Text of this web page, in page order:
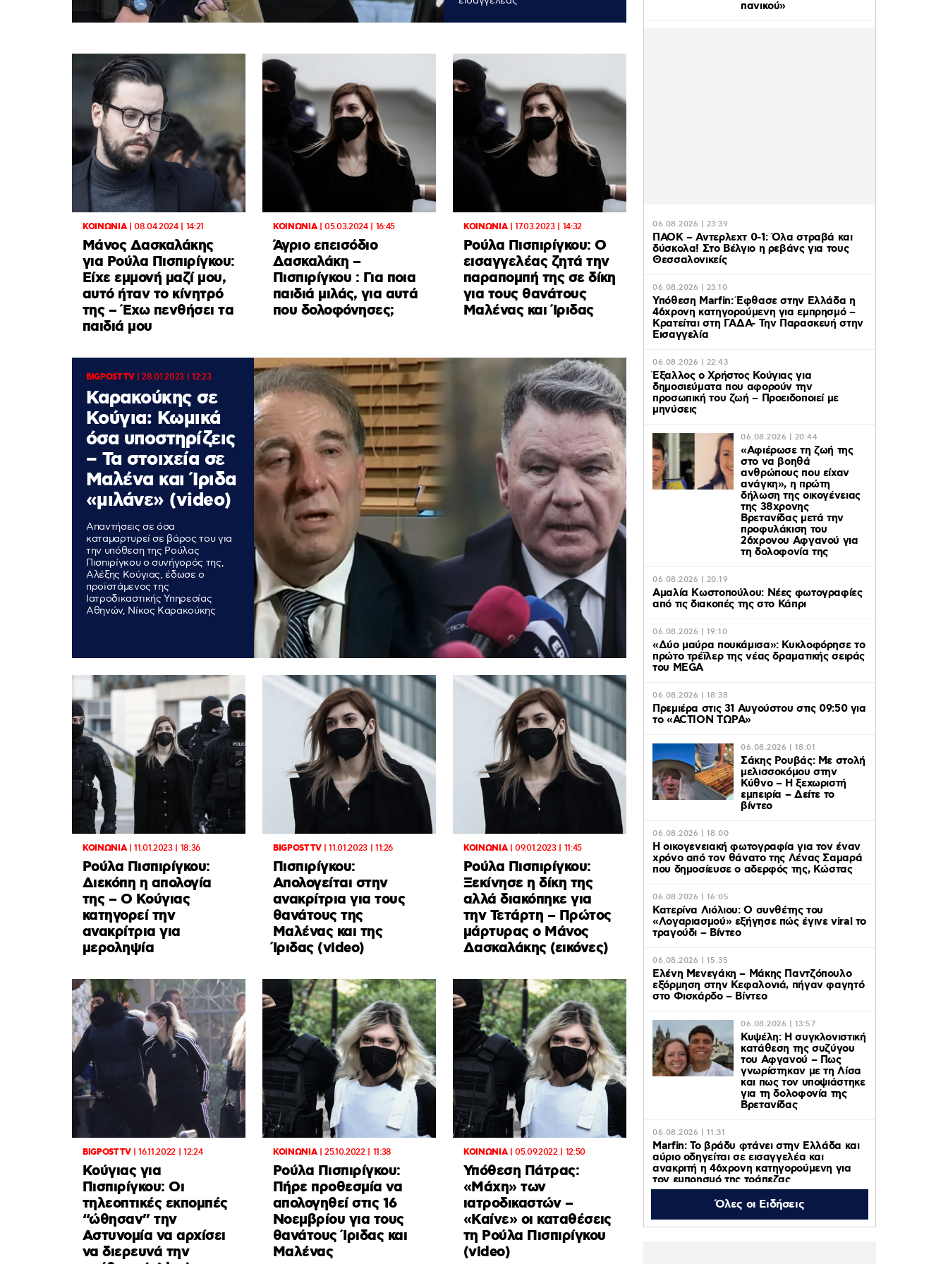
ΚΟΙΝΩΝΙΑ|08.04.2024 | 14:21
Μάνος Δασκαλάκης
για Ρούλα Πισπιρίγκου:
Είχε εμμονή μαζί μου,
αυτό ήταν το κίνητρό
της – Έχω πενθήσει τα
παιδιά μου
ΚΟΙΝΩΝΙΑ|05.03.2024 | 16:45
Άγριο επεισόδιο
Δασκαλάκη –
Πισπιρίγκου : Για ποια
παιδιά μιλάς, για αυτά
που δολοφόνησες;
ΚΟΙΝΩΝΙΑ|17.03.2023 | 14:32
Ρούλα Πισπιρίγκου: O
εισαγγελέας ζητά την
παραπομπή της σε δίκη
για τους θανάτους
Μαλένας και Ίριδας
BIGPOST TV|28.01.2023 | 12:23
Καρακούκης σε
Κούγια: Κωμικά
όσα υποστηρίζεις
– Τα στοιχεία σε
Μαλένα και Ίριδα
«μιλάνε» (video)
Απαντήσεις σε όσα
καταμαρτυρεί σε βάρος του για
την υπόθεση της Ρούλας
Πισπιρίγκου ο συνήγορός της,
Αλέξης Κούγιας, έδωσε ο
προϊστάμενος της
Ιατροδικαστικής Υπηρεσίας
Αθηνών, Νίκος Καρακούκης
ΚΟΙΝΩΝΙΑ|11.01.2023 | 18:36
Ρούλα Πισπιρίγκου:
Διεκόπη η απολογία
της – Ο Κούγιας
κατηγορεί την
ανακρίτρια για
μεροληψία
BIGPOST TV|11.01.2023 | 11:26
Πισπιρίγκου:
Απολογείται στην
ανακρίτρια για τους
θανάτους της
Μαλένας και της
Ίριδας (video)
ΚΟΙΝΩΝΙΑ|09.01.2023 | 11:45
Ρούλα Πισπιρίγκου:
Ξεκίνησε η δίκη της
αλλά διακόπηκε για
την Τετάρτη – Πρώτος
μάρτυρας ο Μάνος
Δασκαλάκης (εικόνες)
BIGPOST TV|16.11.2022 | 12:24
Κούγιας για
Πισπιρίγκου: Οι
τηλεοπτικές εκπομπές
“ώθησαν” την
Αστυνομία να αρχίσει
να διερευνά την
ΚΟΙΝΩΝΙΑ|25.10.2022 | 11:38
Ρούλα Πισπιρίγκου:
Πήρε προθεσμία να
απολογηθεί στις 16
Νοεμβρίου για τους
θανάτους Ίριδας και
Μαλένας
ΚΟΙΝΩΝΙΑ|05.09.2022 | 12:50
Υπόθεση Πάτρας:
«Μάχη» των
ιατροδικαστών –
«Καίνε» οι καταθέσεις
τη Ρούλα Πισπιρίγκου
(video)
πανικού»
06.08.2026 | 23:39
ΠΑΟΚ – Αντερλεχτ 0-1: Όλα στραβά και
δύσκολα! Στο Βέλγιο η ρεβάνς για τους
Θεσσαλονικείς
06.08.2026 | 23:10
Υπόθεση Marfin: Έφθασε στην Ελλάδα η
46χρονη κατηγορούμενη για εμπρησμό –
Κρατείται στη ΓΑΔΑ- Την Παρασκευή στην
Εισαγγελία
06.08.2026 | 22:43
Έξαλλος ο Χρήστος Κούγιας για
δημοσιεύματα που αφορούν την
προσωπική του ζωή – Προειδοποιεί με
μηνύσεις
06.08.2026 | 20:44
«Αφιέρωσε τη ζωή της
στο να βοηθά
ανθρώπους που είχαν
ανάγκη», η πρώτη
δήλωση της οικογένειας
της 38χρονης
Βρετανίδας μετά την
προφυλάκιση του
26χρονου Αφγανού για
τη δολοφονία της
06.08.2026 | 20:19
Αμαλία Κωστοπούλου: Νέες φωτογραφίες
από τις διακοπές της στο Κάπρι
06.08.2026 | 19:10
«Δύο μαύρα πουκάμισα»: Κυκλοφόρησε το
πρώτο τρέϊλερ της νέας δραματικής σειράς
του MEGA
06.08.2026 | 18:38
Πρεμιέρα στις 31 Αυγούστου στις 09:50 για
το «ACTION ΤΩΡΑ»
06.08.2026 | 18:01
Σάκης Ρουβάς: Με στολή
μελισσοκόμου στην
Κύθνο – Η ξεχωριστή
εμπειρία – Δείτε το
βίντεο
06.08.2026 | 18:00
Η οικογενειακή φωτογραφία για τον έναν
χρόνο από τον θάνατο της Λένας Σαμαρά
που δημοσίευσε ο αδερφός της, Κώστας
06.08.2026 | 16:05
Κατερίνα Λιόλιου: Ο συνθέτης του
«Λογαριασμού» εξήγησε πώς έγινε viral το
τραγούδι – Βίντεο
06.08.2026 | 15:35
Ελένη Μενεγάκη – Μάκης Παντζόπουλο
εξόρμηση στην Κεφαλονιά, πήγαν φαγητό
στο Φισκάρδο – Βίντεο
06.08.2026 | 13:57
Κυψέλη: Η συγκλονιστική
κατάθεση της συζύγου
του Αφγανού – Πως
γνωρίστηκαν με τη Λίσα
και πως τον υποψιάστηκε
για τη δολοφονία της
Βρετανίδας
06.08.2026 | 11:31
Marfin: Το βράδυ φτάνει στην Ελλάδα και
αύριο οδηγείται σε εισαγγελέα και
ανακριτή η 46χρονη κατηγορούμενη για
τον εμπρησμό της τράπεζας
06.08.2026 | 11:23
Γαρυφαλλιά Καληφώνη: Διακοπές με
Όλες οι Ειδήσεις